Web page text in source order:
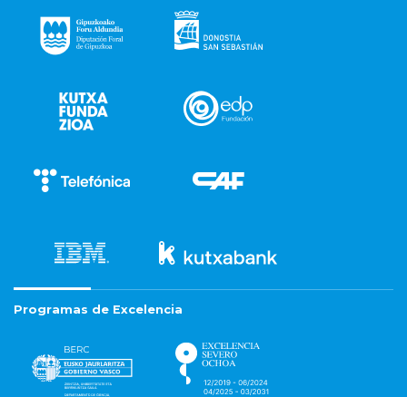
Programas de Excelencia